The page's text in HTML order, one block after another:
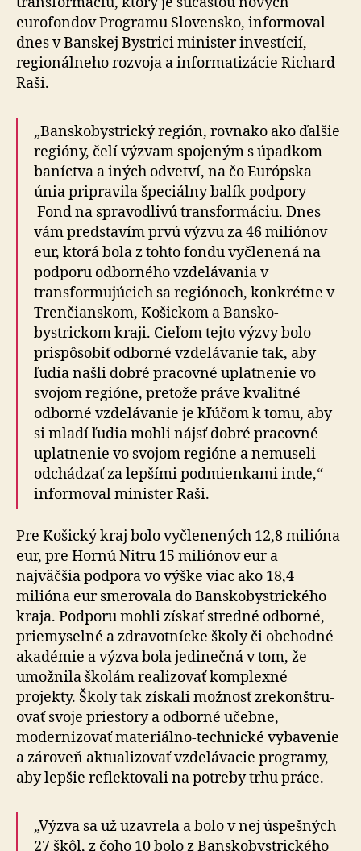
eurofondov Programu Slo­ven­sko, informoval
dnes v Banskej Bystrici minister in­ves­tí­cií,
regionálneho rozvoja a informatizácie Richard
Raši.
„Banskobystrický región, rovnako ako ďalšie
regióny, čelí výzvam spojeným s úpadkom
baníctva a iných odvetví, na čo Európska
únia pripravila špeciálny balík podpory –
Fond na spravodlivú transformáciu. Dnes
vám predstavím prvú výzvu za 46 miliónov
eur, ktorá bola z tohto fondu vyčlenená na
podporu odborného vzdelávania v
transformujúcich sa regiónoch, kon­krét­ne v
Trenčianskom, Košickom a Ban­sko­
bystrickom kraji. Cieľom tejto výzvy bolo
prispôsobiť odborné vzdelávanie tak, aby
ľudia našli dobré pracovné uplatnenie vo
svojom regióne, pretože práve kvalitné
odborné vzdelávanie je kľúčom k tomu, aby
si mladí ľudia mohli nájsť dobré pracovné
uplatnenie vo svojom regióne a nemuseli
odchádzať za lepšími podmienkami inde,“
informoval minister Raši.
Pre Košický kraj bolo vyčlenených 12,8 milióna
eur, pre Hornú Nitru 15 miliónov eur a
najväčšia podpora vo výške viac ako 18,4
milióna eur smerovala do Bansko­bystrického
kraja. Podporu mohli získať stredné odborné,
priemyselné a zdravotnícke školy či obchodné
akadémie a výzva bola jedinečná v tom, že
umožnila školám rea­li­zo­vať komplexné
projekty. Školy tak získali možnosť zre­kon­štru­
ovať svoje priestory a odborné učebne,
modernizovať materiálno-technické vybavenie
a zároveň aktualizovať vzdelávacie programy,
aby lepšie reflektovali na potreby trhu práce.
„Výzva sa už uzavrela a bolo v nej úspešných
27 škôl, z čoho 10 bolo z Banskobystrického